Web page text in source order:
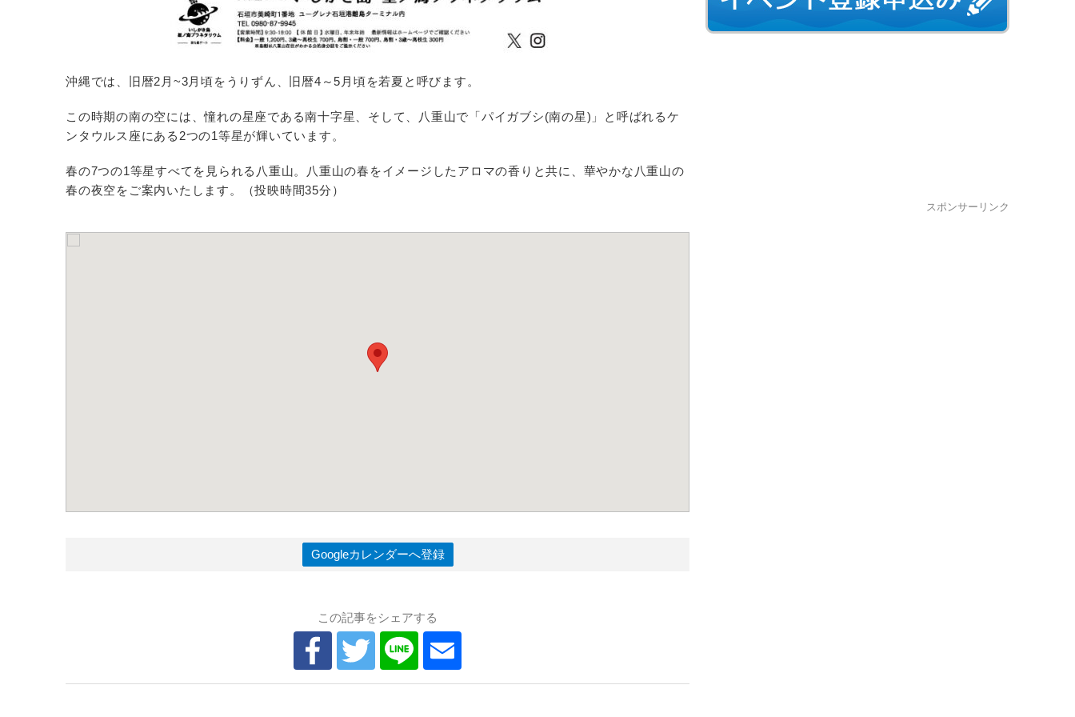
沖縄では、旧暦2月~3月頃をうりずん、旧暦4～5月頃を若夏と呼びます。
この時期の南の空には、憧れの星座である南十字星、そして、八重山で「パイガブシ(南の星)」と呼ばれるケ
ンタウルス座にある2つの1等星が輝いています。
春の7つの1等星すべてを見られる八重山。八重山の春をイメージしたアロマの香りと共に、華やかな八重山の
春の夜空をご案内いたします。（投映時間35分）
Googleカレンダーへ登録
この記事をシェアする
スポンサーリンク